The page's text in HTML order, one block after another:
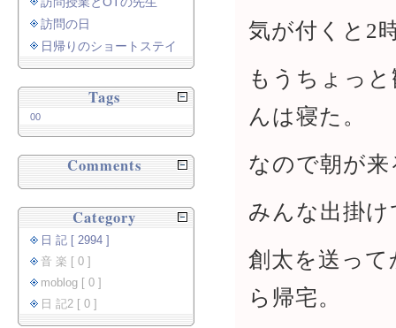
気が付くと2
もうちょっ
んは寝た。
なので朝が
みんな出掛
創太を送っ
ら帰宅。
訪問の日
日帰りのショートステイ
Tags
00
Comments
Category
日 記 [ 2994 ]
音 楽 [ 0 ]
moblog [ 0 ]
日 記2 [ 0 ]